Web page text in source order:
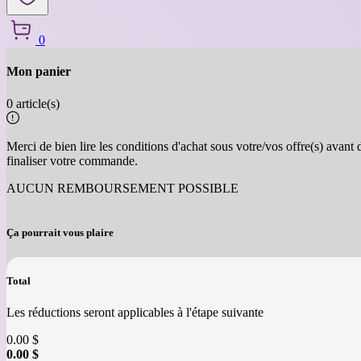
0
Mon panier
0 article(s)
Merci de bien lire les conditions d'achat sous votre/vos offre(s) avant
finaliser votre commande.
AUCUN REMBOURSEMENT POSSIBLE
Ça pourrait vous plaire
Total
Les réductions seront applicables à l'étape suivante
0.00 $
0.00 $